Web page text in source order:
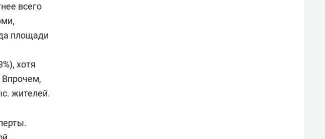
всего
площади
хотя
Впрочем,
жителей.